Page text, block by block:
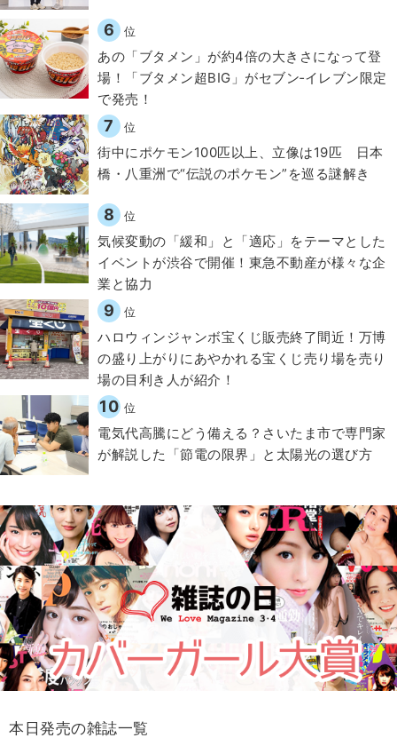
6 位
あの「ブタメン」が約4倍の大きさになって登
場！「ブタメン超BIG」がセブン‐イレブン限定
で発売！
7 位
街中にポケモン100匹以上、立像は19匹 日本
橋・八重洲で“伝説のポケモン”を巡る謎解き
8 位
気候変動の「緩和」と「適応」をテーマとした
イベントが渋谷で開催！東急不動産が様々な企
業と協力
9 位
ハロウィンジャンボ宝くじ販売終了間近！万博
の盛り上がりにあやかれる宝くじ売り場を売り
場の目利き人が紹介！
10 位
電気代高騰にどう備える？さいたま市で専門家
が解説した「節電の限界」と太陽光の選び方
本日発売の雑誌一覧